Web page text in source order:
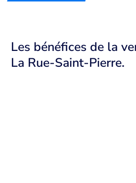
Les bénéfices de la
La Rue-Saint-Pierre.